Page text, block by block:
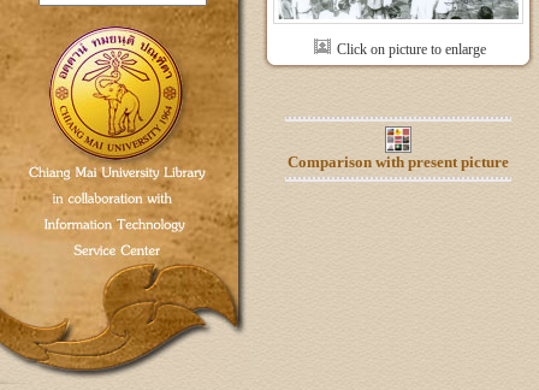
Click on picture to enlarge
Comparison with present picture